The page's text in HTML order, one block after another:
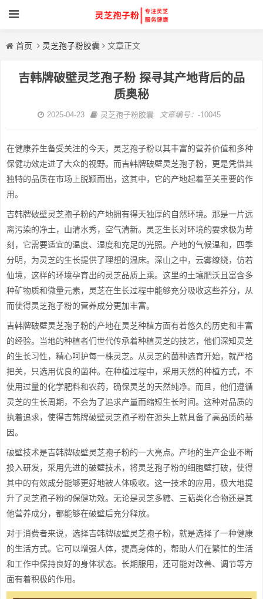
首页 灵芝孢子粉胶囊 文章正文
吉韩牌破壁灵芝孢子粉 探寻其产地背后的品
质奥秘
2025-04-23 灵芝孢子粉胶囊 文章编号： -10045
在健康养生备受关注的今天，灵芝孢子粉以其丰富的营养价值和多种
保健功效走进了大众的视野。而吉韩牌破壁灵芝孢子粉，更是凭借其
独特的品质在市场上脱颖而出，这其中，它的产地起着至关重要的作
用。
吉韩牌破壁灵芝孢子粉的产地拥有得天独厚的自然环境。那是一片远
离污染的净土，山清水秀，空气清新。灵芝生长对环境的要求极为苛
刻，它需要适宜的温度、湿度和充足的光照。产地的气候温和，四季
分明，为灵芝的生长提供了理想的温床。深山之中，云雾缭绕，仿若
仙境，这样的环境孕育出的灵芝品质上乘。这里的土壤肥沃且富含多
种矿物质和微量元素，灵芝在生长过程中能够充分吸收这些养分，从
而使得灵芝孢子粉的营养成分更加丰富。
吉韩牌破壁灵芝孢子粉的产地在灵芝种植方面有着悠久的历史和丰富
的经验。当地的种植者们世代传承着种植灵芝的技艺，他们深知灵芝
的生长习性，精心呵护每一株灵芝。从灵芝的菌种选育开始，就严格
把关，只选用优良的菌种。在种植过程中，采用天然的种植方式，不
使用过量的化学肥料和农药，确保灵芝的天然纯净。而且，他们遵循
灵芝的生长周期，不会为了追求产量而缩短生长时间。这种对品质的
执着追求，使得吉韩牌破壁灵芝孢子粉在源头上就具备了高品质的基
因。
破壁技术是吉韩牌破壁灵芝孢子粉的一大亮点。产地的生产企业不断
投入研发，采用先进的破壁技术，将灵芝孢子粉的细胞壁打破，使得
其中的有效成分能够更好地被人体吸收。这一技术的应用，极大地提
升了灵芝孢子粉的保健功效。无论是灵芝多糖、三萜类化合物还是其
他营养成分，都能够在破壁后充分释放。
对于消费者来说，选择吉韩牌破壁灵芝孢子粉，就是选择了一种健康
的生活方式。它可以增强人体，提高身体的，帮助人们在繁忙的生活
和工作中保持良好的身体状态。长期服用，还可能对改善、调节等方
面有着积极的作用。